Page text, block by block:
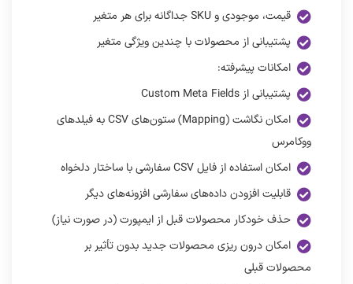
قیمت، موجودی و SKU جداگانه برای هر متغیر
پشتیبانی از محصولات با چندین ویژگی متغیر
امکانات پیشرفته:
پشتیبانی از Custom Meta Fields
امکان نگاشت (Mapping) ستون‌های CSV به فیلدهای
ووکامرس
امکان استفاده از فایل CSV سفارشی با ساختار دلخواه
قابلیت افزودن داده‌های سفارشی افزونه‌های دیگر
حذف خودکار محصولات قبل از ایمپورت (در صورت نیاز)
امکان درون ریزی محصولات جدید بدون تأثیر بر
محصولات قبلی